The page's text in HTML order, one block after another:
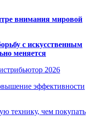
внимания мировой
с искусственным
меняется
2026
эффективности
технику, чем покупать